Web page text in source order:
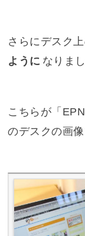
さらにデスク
ように なりまし
こちらが「
のデスクの画像